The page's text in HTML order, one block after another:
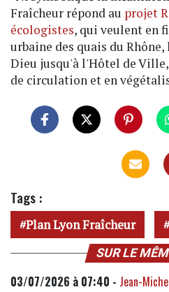
Fraîcheur répond au projet
écologistes, qui veulent en
urbaine des quais du
Dieu jusqu'à l'Hôtel de
de circulation et en
Tags :
Plan Lyon Fraîcheur
SUR LE
03/07/2026 à 07:40 - Jean-